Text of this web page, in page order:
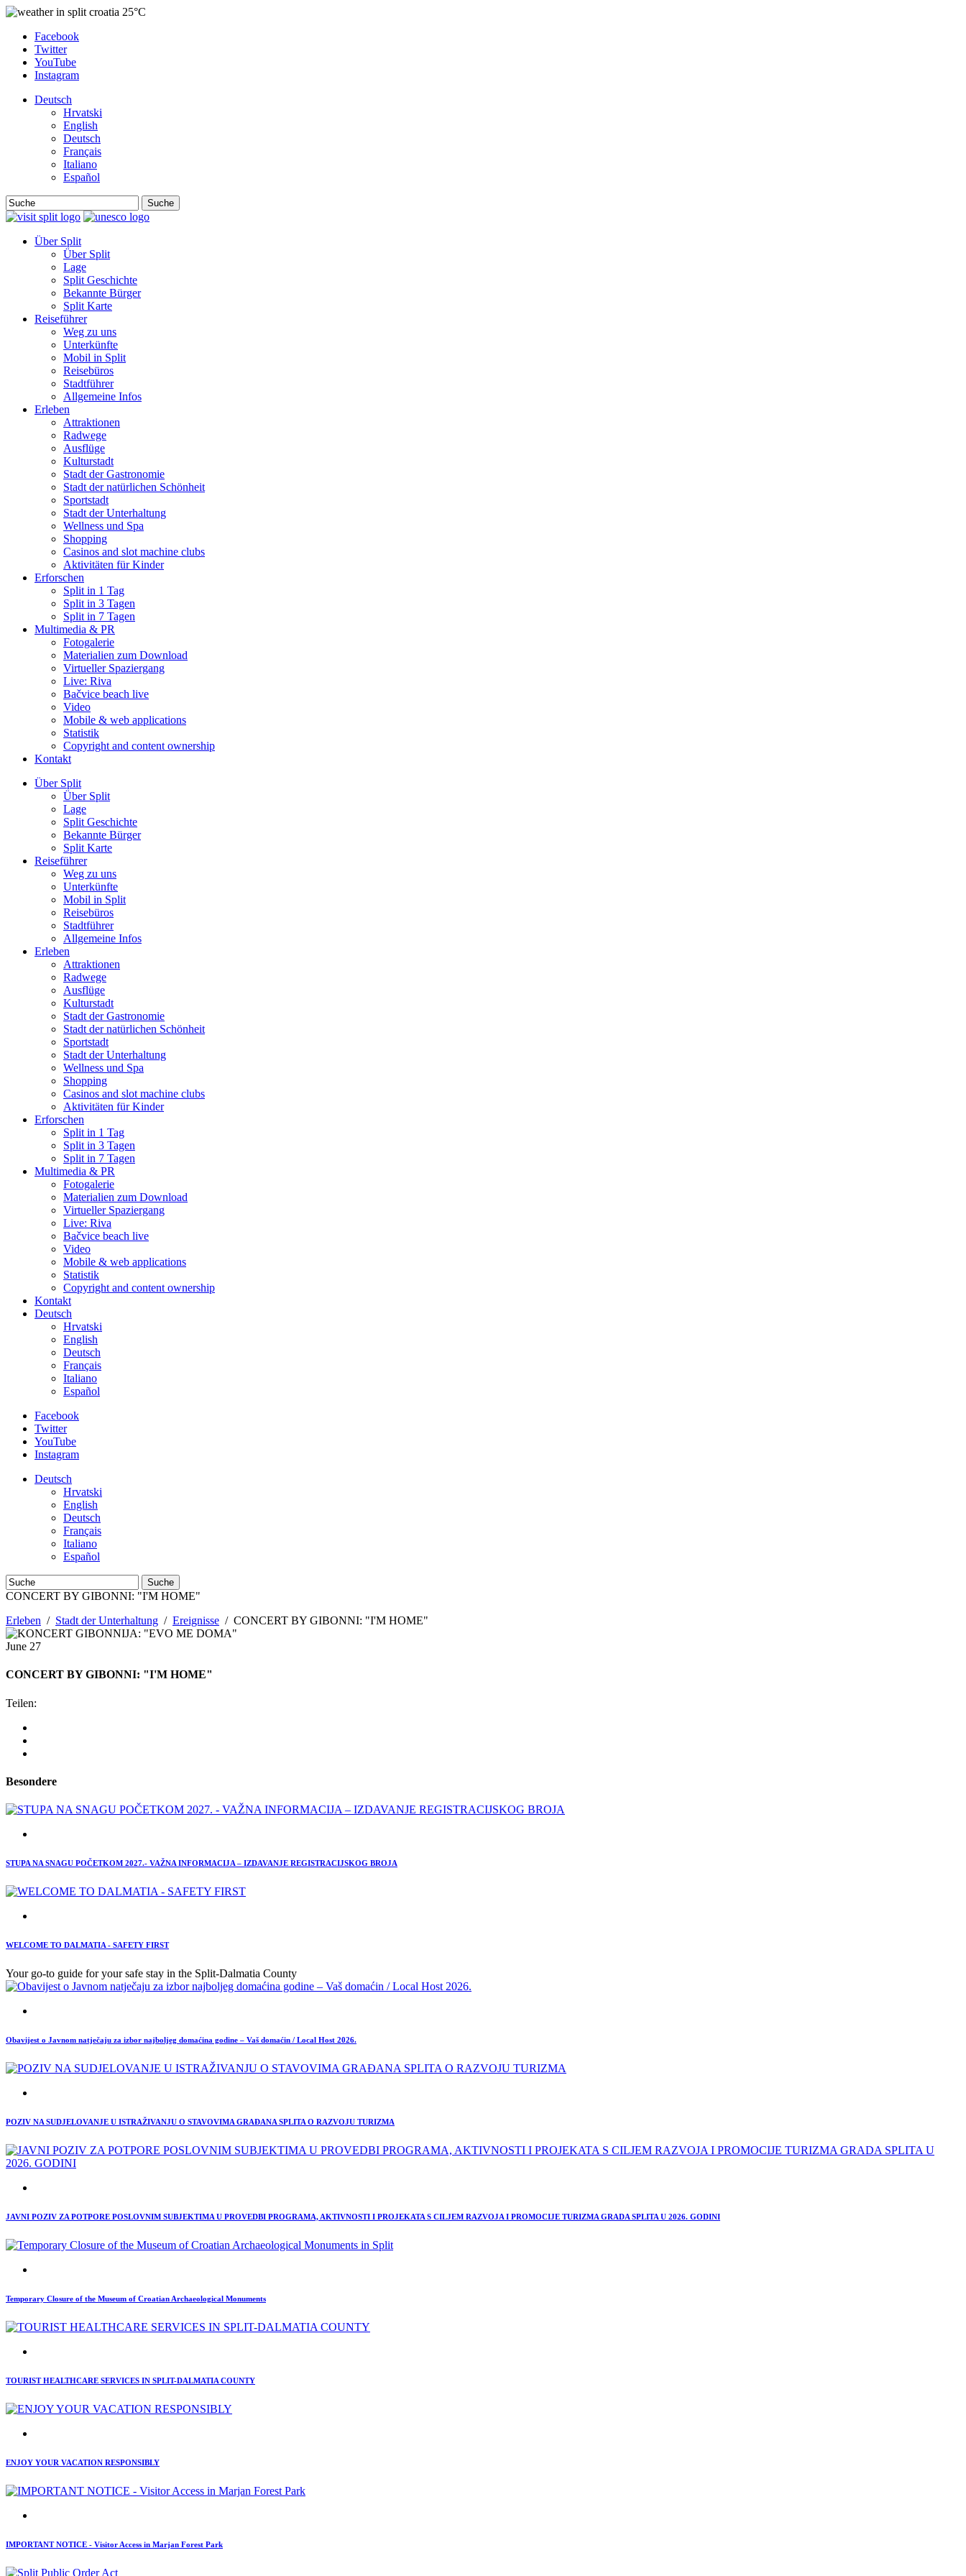
25°C
Facebook
Twitter
YouTube
Instagram
Deutsch
Hrvatski
English
Deutsch
Français
Italiano
Español
Suche
Über Split
Über Split
Lage
Split Geschichte
Bekannte Bürger
Split Karte
Reiseführer
Weg zu uns
Unterkünfte
Mobil in Split
Reisebüros
Stadtführer
Allgemeine Infos
Erleben
Attraktionen
Radwege
Ausflüge
Kulturstadt
Stadt der Gastronomie
Stadt der natürlichen Schönheit
Sportstadt
Stadt der Unterhaltung
Wellness und Spa
Shopping
Casinos and slot machine clubs
Aktivitäten für Kinder
Erforschen
Split in 1 Tag
Split in 3 Tagen
Split in 7 Tagen
Multimedia & PR
Fotogalerie
Materialien zum Download
Virtueller Spaziergang
Live: Riva
Bačvice beach live
Video
Mobile & web applications
Statistik
Copyright and content ownership
Kontakt
Über Split
Über Split
Lage
Split Geschichte
Bekannte Bürger
Split Karte
Reiseführer
Weg zu uns
Unterkünfte
Mobil in Split
Reisebüros
Stadtführer
Allgemeine Infos
Erleben
Attraktionen
Radwege
Ausflüge
Kulturstadt
Stadt der Gastronomie
Stadt der natürlichen Schönheit
Sportstadt
Stadt der Unterhaltung
Wellness und Spa
Shopping
Casinos and slot machine clubs
Aktivitäten für Kinder
Erforschen
Split in 1 Tag
Split in 3 Tagen
Split in 7 Tagen
Multimedia & PR
Fotogalerie
Materialien zum Download
Virtueller Spaziergang
Live: Riva
Bačvice beach live
Video
Mobile & web applications
Statistik
Copyright and content ownership
Kontakt
Deutsch
Hrvatski
English
Deutsch
Français
Italiano
Español
Facebook
Twitter
YouTube
Instagram
Deutsch
Hrvatski
English
Deutsch
Français
Italiano
Español
Suche
CONCERT BY GIBONNI: "I'M HOME"
Erleben / Stadt der Unterhaltung / Ereignisse / CONCERT BY GIBONNI: "I'M HOME"
June 27
CONCERT BY GIBONNI: "I'M HOME"
Teilen:
Besondere
STUPA NA SNAGU POČETKOM 2027.- VAŽNA INFORMACIJA – IZDAVANJE REGISTRACIJSKOG BROJA
WELCOME TO DALMATIA - SAFETY FIRST
Your go-to guide for your safe stay in the Split-Dalmatia County
Obavijest o Javnom natječaju za izbor najboljeg domaćina godine – Vaš domaćin / Local Host 2026.
POZIV NA SUDJELOVANJE U ISTRAŽIVANJU O STAVOVIMA GRAĐANA SPLITA O RAZVOJU TURIZMA
JAVNI POZIV ZA POTPORE POSLOVNIM SUBJEKTIMA U PROVEDBI PROGRAMA, AKTIVNOSTI I PROJEKATA S CILJEM RAZVOJA I PROMOCIJE TURIZMA GRADA SPLITA U 2026. GODINI
Temporary Closure of the Museum of Croatian Archaeological Monuments
TOURIST HEALTHCARE SERVICES IN SPLIT-DALMATIA COUNTY
ENJOY YOUR VACATION RESPONSIBLY
IMPORTANT NOTICE - Visitor Access in Marjan Forest Park